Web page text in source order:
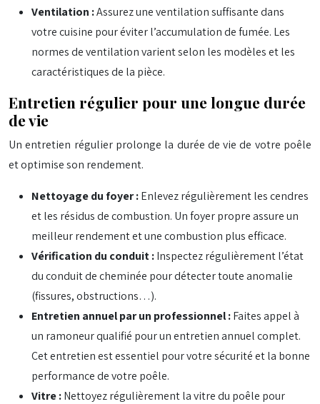
Ventilation :Assurez une ventilation suffisante dans
votre cuisine pour éviter l’accumulation de fumée. Les
normes de ventilation varient selon les modèles et les
caractéristiques de la pièce.
Entretien régulier pour une longue durée
de vie
Un entretien régulier prolonge la durée de vie de votre poêle
et optimise son rendement.
Nettoyage du foyer :Enlevez régulièrement les cendres
et les résidus de combustion. Un foyer propre assure un
meilleur rendement et une combustion plus efficace.
Vérification du conduit :Inspectez régulièrement l’état
du conduit de cheminée pour détecter toute anomalie
(fissures, obstructions…).
Entretien annuel par un professionnel :Faites appel à
un ramoneur qualifié pour un entretien annuel complet.
Cet entretien est essentiel pour votre sécurité et la bonne
performance de votre poêle.
Vitre :Nettoyez régulièrement la vitre du poêle pour